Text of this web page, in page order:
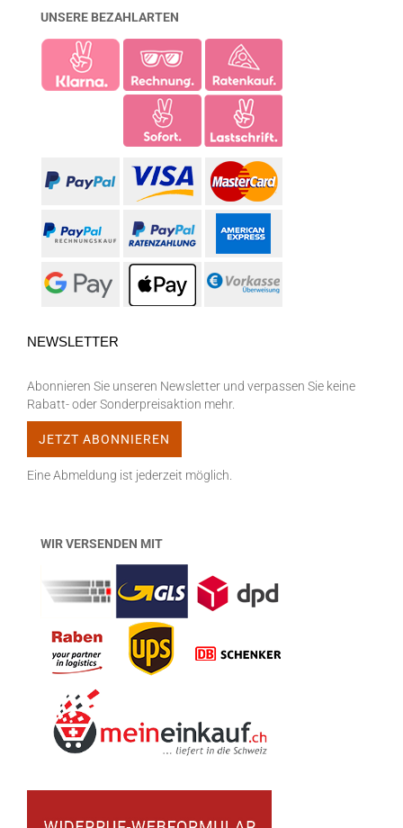
UNSERE BEZAHLARTEN
NEWSLETTER
Abonnieren Sie unseren Newsletter und verpassen Sie keine
Rabatt- oder Sonderpreisaktion mehr.
Eine Abmeldung ist jederzeit möglich.
WIR VERSENDEN MIT